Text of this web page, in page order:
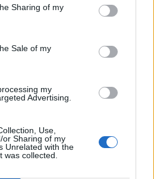
Sharing of my
Sale of my
my
Advertising.
Use,
or Sharing of my
Unrelated with the
was collected.
«Ένιωθα
στο σπίτι»
fitness
που κάνει
της